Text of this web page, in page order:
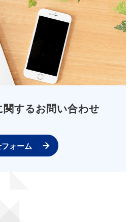
関するお問い合わせ
ォーム